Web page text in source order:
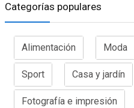
Categorías populares
Alimentación Moda
Sport Casa y jardín
Fotografía e impresión